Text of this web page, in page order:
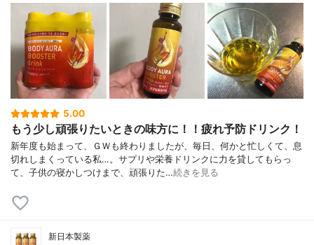
5.00
もう少し頑張りたいときの味方に！！疲れ予防ドリンク！
新年度も始まって、ＧＷも終わりましたが、毎日、何かと忙しくて、息
切れしまくっている私…。サプリや栄養ドリンクに力を貸してもらっ
て、子供の寝かしつけまで、頑張りた…続きを見る
新日本製薬